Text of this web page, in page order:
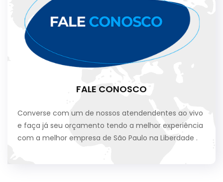
FALE CONOSCO
Converse com um de nossos atendendentes ao vivo
e faça já seu orçamento tendo a melhor experiência
com a melhor empresa de São Paulo na Liberdade .